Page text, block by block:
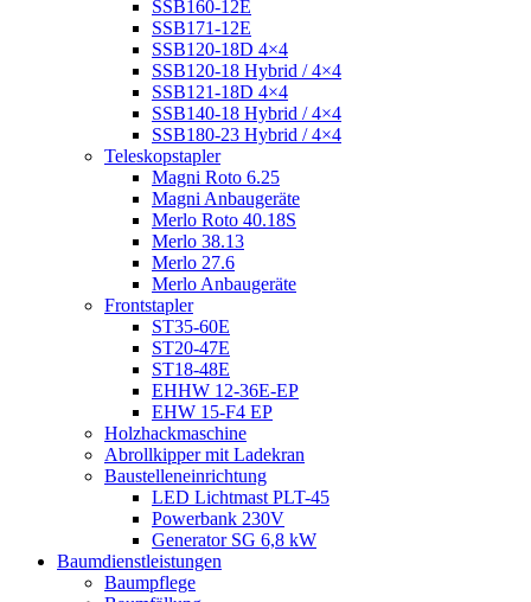
SSB160-12E
SSB171-12E
SSB120-18D 4×4
SSB120-18 Hybrid / 4×4
SSB121-18D 4×4
SSB140-18 Hybrid / 4×4
SSB180-23 Hybrid / 4×4
Teleskopstapler
Magni Roto 6.25
Magni Anbaugeräte
Merlo Roto 40.18S
Merlo 38.13
Merlo 27.6
Merlo Anbaugeräte
Frontstapler
ST35-60E
ST20-47E
ST18-48E
EHHW 12-36E-EP
EHW 15-F4 EP
Holzhackmaschine
Abrollkipper mit Ladekran
Baustelleneinrichtung
LED Lichtmast PLT-45
Powerbank 230V
Generator SG 6,8 kW
Baumdienstleistungen
Baumpflege